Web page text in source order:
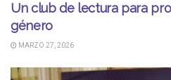
Un club de lectura para
género
MARZO 27, 2026